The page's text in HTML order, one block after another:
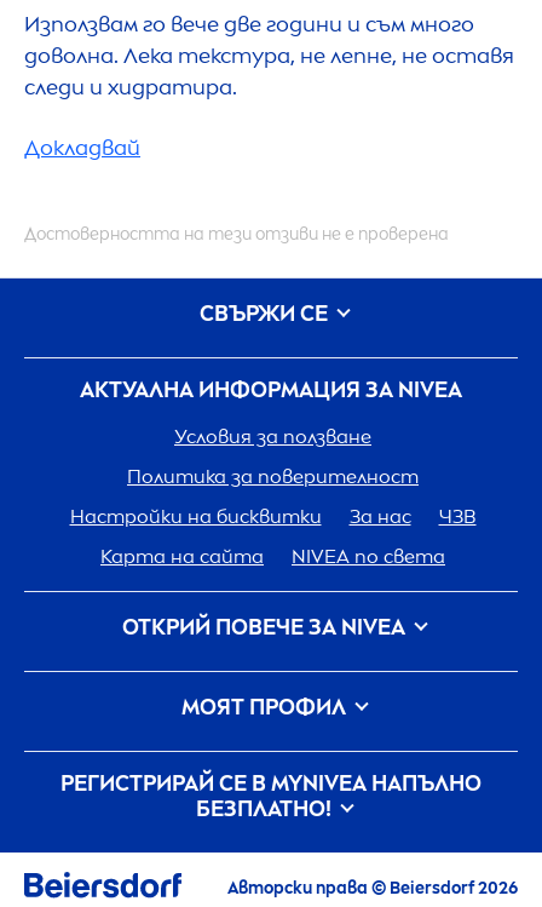
Използвам го вече две години и съм много
доволна. Лека текстура, не лепне, не оставя
следи и хидратира.
Докладвай
Достоверността на тези отзиви не е проверена
АКТУАЛНА ИНФОРМАЦИЯ ЗА NIVEA
Условия за ползване
Политика за поверителност
Настройки на бисквитки
За нас
ЧЗВ
Карта на сайта
NIVEA по света
ОТКРИЙ ПОВЕЧЕ ЗА NIVEA
Кариера Грижа наNIVEAза планетата
Свържи се с нас
МОЯТ ПРОФИЛ
Вход myNIVEA
РЕГИСТРИРАЙ СЕ В MYNIVEA НАПЪЛНО
БЕЗПЛАТНО!
Всички актуални новини, съвети,
информация и оферти
СВЪРЖИ СЕ
Авторски права © Beiersdorf 2026